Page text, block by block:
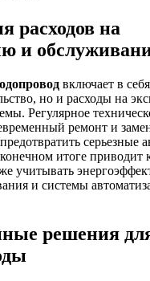
расходов на
и
включает в
но и расходы на
Регулярное
ремонт и
серьезные
итоге приводит
учитывать
и системы
решения